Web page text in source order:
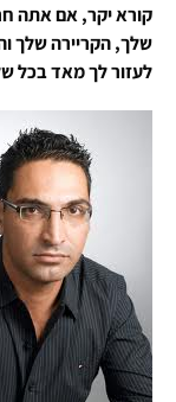
קורא יקר, אם אתה
שלך, הקריירה שלך
לעזור לך מאד בכל